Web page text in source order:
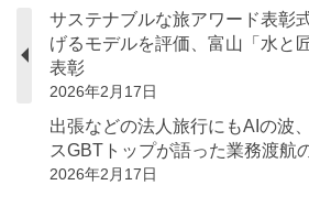
サステナブルな旅アワード表彰
げるモデルを評価、富山「水と
表彰
2026年2月17日
出張などの法人旅行にもAIの波
スGBTトップが語った業務渡航
2026年2月17日